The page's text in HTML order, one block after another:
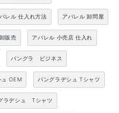
レル 仕入れ方法 アパレル 卸問屋
販売 アパレル 小売店 仕入れ
バングラ ビジネス
OEM バングラデシュ Tシャツ
ラデシュ Tシャツ